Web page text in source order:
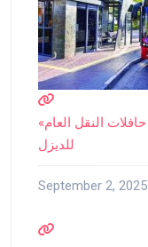
«طرق دبي»: 33% انخفاضاً في استهلاك حافلات النقل العام
للديزل
September 2, 2025